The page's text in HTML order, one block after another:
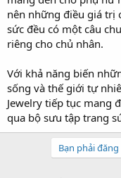
nên những điều giá trị
sức đều có một câu
riêng cho chủ nhân.
Với khả năng biến
sống và thế giới tự
Jewelry tiếp tục mang
qua bộ sưu tập trang
Bạn phải